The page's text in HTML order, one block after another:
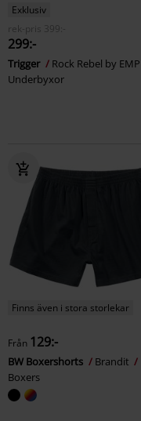
Exklusiv
rek-pris
399:-
299:-
Trigger
Rock Rebel by EMP
Underbyxor
Finns även i stora storlekar
Från 129:-
BW Boxershorts
Brandit
Boxers